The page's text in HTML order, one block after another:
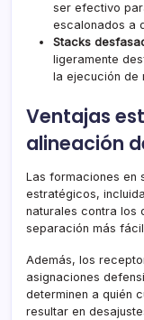
ser efectivo
escalonados a
Stacks
ligeramente
la ejecución de
Ventajas
alineación
Las formaciones en
estratégicos,
naturales contra los
separación más
Además, los
asignaciones
determinen a quién
resultar en